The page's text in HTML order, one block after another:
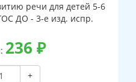
речи для детей 5-6
ДО - 3-е изд. испр.
236 ₽
+